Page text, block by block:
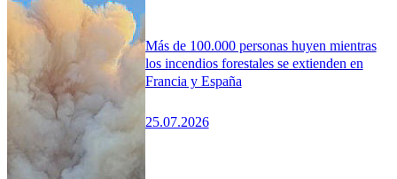
Más de 100.000 personas huyen mientras
los incendios forestales se extienden en
Francia y España
25.07.2026